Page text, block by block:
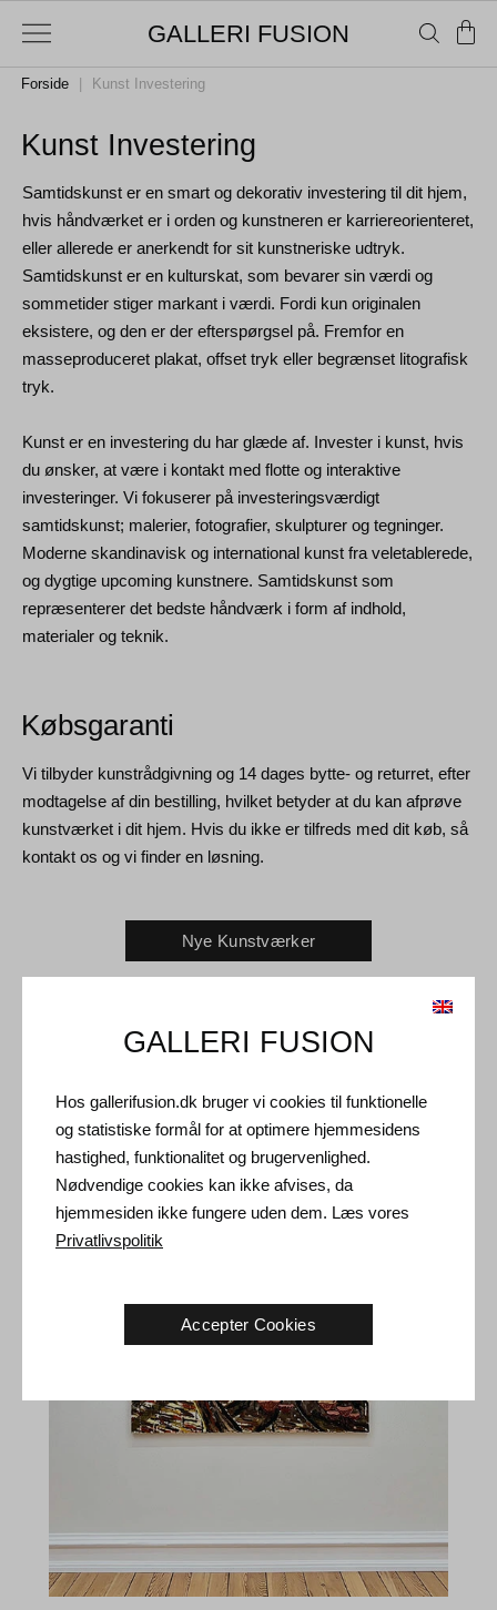
GALLERI FUSION
Forside Kunst Investering
Kunst Investering
Samtidskunst er en smart og dekorativ investering til dit hjem,
hvis håndværket er i orden og kunstneren er karriereorienteret,
eller allerede er anerkendt for sit kunstneriske udtryk.
Samtidskunst er en kulturskat, som bevarer sin værdi og
sommetider stiger markant i værdi. Fordi kun originalen
eksistere, og den er der efterspørgsel på. Fremfor en
masseproduceret plakat, offset tryk eller begrænset litografisk
tryk.
Kunst er en investering du har glæde af. Invester i kunst, hvis
du ønsker, at være i kontakt med flotte og interaktive
investeringer. Vi fokuserer på investeringsværdigt
samtidskunst; malerier, fotografier, skulpturer og tegninger.
Moderne skandinavisk og international kunst fra veletablerede,
og dygtige upcoming kunstnere. Samtidskunst som
repræsenterer det bedste håndværk i form af indhold,
materialer og teknik.
Købsgaranti
Vi tilbyder kunstrådgivning og 14 dages bytte- og returret, efter
modtagelse af din bestilling, hvilket betyder at du kan afprøve
kunstværket i dit hjem. Hvis du ikke er tilfreds med dit køb, så
kontakt os og vi finder en løsning.
Nye Kunstværker
GALLERI FUSION
Hos gallerifusion.dk bruger vi cookies til funktionelle
og statistiske formål for at optimere hjemmesidens
hastighed, funktionalitet og brugervenlighed.
Nødvendige cookies kan ikke afvises, da
hjemmesiden ikke fungere uden dem. Læs vores
Privatlivspolitik
Accepter Cookies